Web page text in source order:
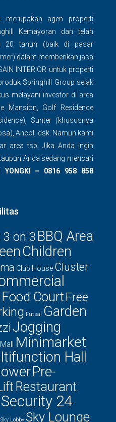
merupakan agen properti
Kemayoran dan telah
20 tahun (baik di pasar
dalam memberikan jasa
INTERIOR untuk properti
Springhill Group sejak
melayani investor di area
Mansion, Golf Residence
Sunter (khususnya
Ancol, dsk. Namun kami
area tsb. Jika Anda ingin
Anda sedang mencari
YONGKI – 0816 958 858
3 on 3 BBQ Area
Children
Club House Cluster
Food CourtFree
Futsal Garden
Jogging
Mall Minimarket
Hall
Pre-
Restaurant
Security 24
Sky Lobby Sky Lounge